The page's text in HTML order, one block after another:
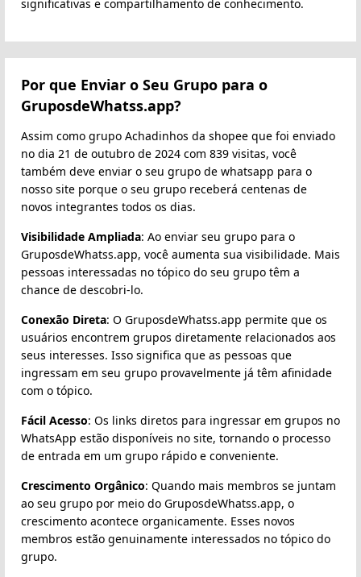
significativas e compartilhamento de conhecimento.
Por que Enviar o Seu Grupo para o
GruposdeWhatss.app?
Assim como grupo Achadinhos da shopee que foi enviado
no dia 21 de outubro de 2024 com 839 visitas, você
também deve enviar o seu grupo de whatsapp para o
nosso site porque o seu grupo receberá centenas de
novos integrantes todos os dias.
Visibilidade Ampliada: Ao enviar seu grupo para o
GruposdeWhatss.app, você aumenta sua visibilidade. Mais
pessoas interessadas no tópico do seu grupo têm a
chance de descobri-lo.
Conexão Direta: O GruposdeWhatss.app permite que os
usuários encontrem grupos diretamente relacionados aos
seus interesses. Isso significa que as pessoas que
ingressam em seu grupo provavelmente já têm afinidade
com o tópico.
Fácil Acesso: Os links diretos para ingressar em grupos no
WhatsApp estão disponíveis no site, tornando o processo
de entrada em um grupo rápido e conveniente.
Crescimento Orgânico: Quando mais membros se juntam
ao seu grupo por meio do GruposdeWhatss.app, o
crescimento acontece organicamente. Esses novos
membros estão genuinamente interessados no tópico do
grupo.